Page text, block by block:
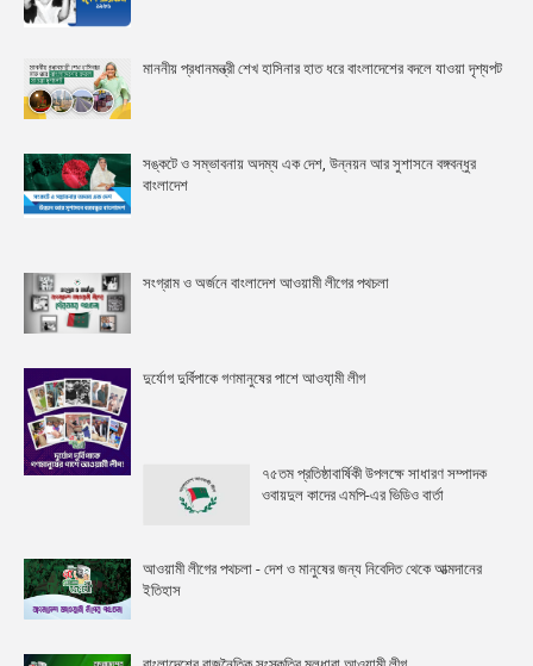
মাননীয় প্রধানমন্ত্রী শেখ হাসিনার হাত ধরে বাংলাদেশের বদলে যাওয়া দৃশ্যপট
সঙ্কটে ও সম্ভাবনায় অদম্য এক দেশ, উন্নয়ন আর সুশাসনে বঙ্গবন্ধুর
বাংলাদেশ
সংগ্রাম ও অর্জনে বাংলাদেশ আওয়ামী লীগের পথচলা
দুর্যোগ দুর্বিপাকে গণমানুষের পাশে আওযা়মী লীগ
৭৫তম প্রতিষ্ঠাবার্ষিকী উপলক্ষে সাধারণ সম্পাদক
ওবায়দুল কাদের এমপি-এর ভিডিও বার্তা
আওয়ামী লীগের পথচলা - দেশ ও মানুষের জন্য নিবেদিত থেকে আত্মদানের
ইতিহাস